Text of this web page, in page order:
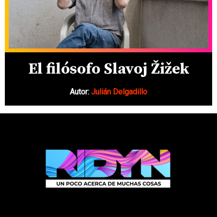
El filósofo Slavoj Žižek
Autor: Julián Delgadillo